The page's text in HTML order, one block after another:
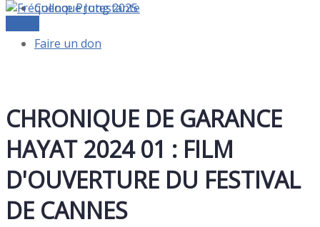
Colloque Jung 2025
Faire un don
CHRONIQUE DE GARANCE
HAYAT 2024 01 : FILM
D'OUVERTURE DU FESTIVAL
DE CANNES